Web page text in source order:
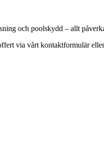
och poolskydd – allt
via vårt kontaktformulär